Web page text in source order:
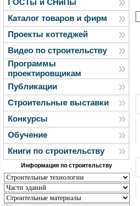
ГОСТы и СНиПы
Каталог товаров и фирм
Проекты коттеджей
Видео по строительству
Программы
проектировщикам
Публикации
Строительные выставки
Конкурсы
Обучение
Книги по строительству
Информация по строительству